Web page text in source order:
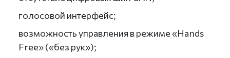
голосовой интерфейс;
возможность управления в режиме «Hands
Free» («без рук»);